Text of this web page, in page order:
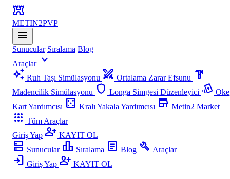
fort
METIN2PVP
menu
Sunucular Sıralama Blog
Araçlar expand_more
auto_awesome Ruh Taşı Simülasyonu swords Ortalama Zarar Efsunu hardware
Madencilik Simülasyonu shield Longa Simgesi Düzenleyici playing_cards
Kart Yardımcısı casino Kralı Yakala Yardımcısı store Metin2 Market
apps Tüm Araçlar
Giriş Yap person_add KAYIT OL
dns Sunucular leaderboard Sıralama article Blog build Araçlar
login Giriş Yap person_add KAYIT OL